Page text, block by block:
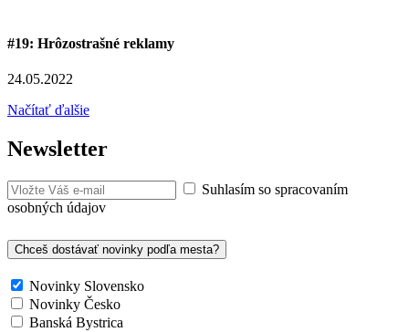
#19: Hrôzostrašné reklamy
24.05.2022
Načítať ďalšie
Newsletter
Suhlasím so spracovaním
osobných údajov
Chceš dostávať novinky podľa mesta?
Novinky Slovensko
Novinky Česko
Banská Bystrica